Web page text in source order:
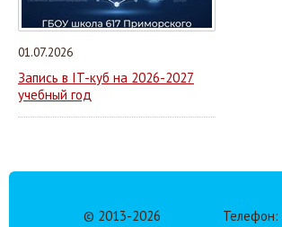
01.07.2026
Запись в IT-куб на 2026-2027
учебный год
© 2013-2026 Телефон: